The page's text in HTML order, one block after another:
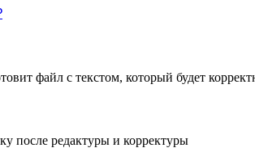
файл с текстом, который будет
после редактуры и корректуры